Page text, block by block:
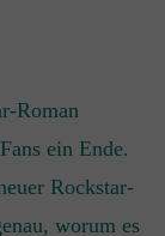
Roman
ein Ende.
Rockstar-
worum es